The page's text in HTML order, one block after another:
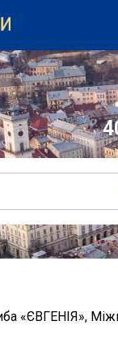
«ЄВГЕНІЯ»,